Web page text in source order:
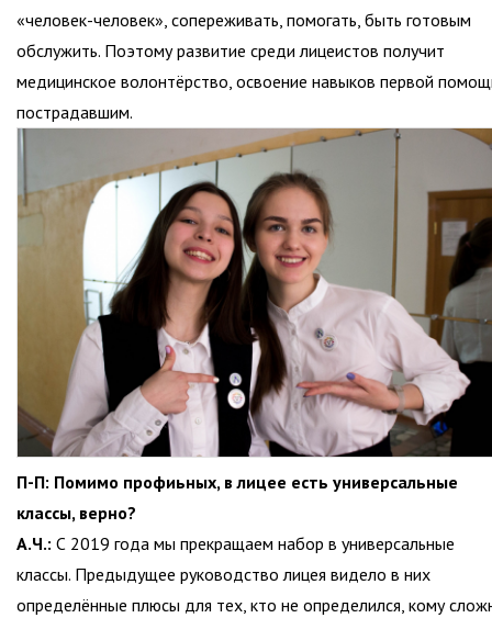
«человек-человек», сопереживать, помогать, быть готовым
обслужить. Поэтому развитие среди лицеистов получит
медицинское волонтёрство, освоение навыков первой
пострадавшим.
П-П: Помимо профиьных, в лицее есть универсальные
классы, верно?
А.Ч.: С 2019 года мы прекращаем набор в универсальные
классы. Предыдущее руководство лицея видело в них
определённые плюсы для тех, кто не определился, кому